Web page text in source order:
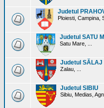
Judetul
Ploiesti, Campina,
Judetul SATU
Satu Mare, ...
Judetul SĂLAJ
Zalau, ...
Judetul SIBIU
Sibiu, Medias,